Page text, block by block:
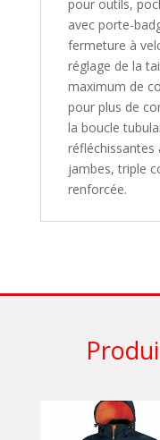
pour outils,
avec porte-
fermeture à
réglage de la
maximum de
pour plus de
la boucle
réfléchissantes
jambes, triple
renforcée.